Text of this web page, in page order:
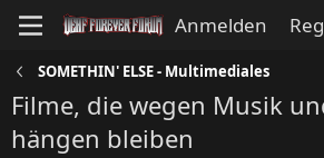
Anmelden
SOMETHIN' ELSE - Multimediales
Filme, die wegen Musik
hängen bleiben